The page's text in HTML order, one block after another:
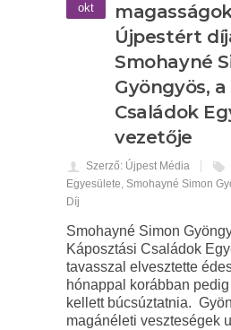
okt
Újpestért
Smohayné
Gyöngyös,
Családok
vezetője
Szerző: Újpest Média
Egyesülete, Smohayné Simon
Díj
Smohayné Simon
Káposztási Családok
tavasszal elvesztette
hónappal korábban pedig
kellett búcsúztatnia.
magánéleti veszteségek